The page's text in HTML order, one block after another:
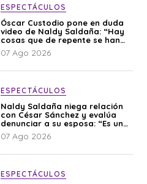
ESPECTÁCULOS
Óscar Custodio pone en duda
video de Naldy Saldaña: “Hay
cosas que de repente se han
editado”
07 Ago 2026
ESPECTÁCULOS
Naldy Saldaña niega relación
con César Sánchez y evalúa
denunciar a su esposa: “Es una
difamación”
07 Ago 2026
ESPECTÁCULOS